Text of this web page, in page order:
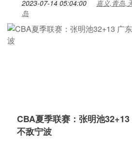
2023-07-14 05:04:00
嘉义,青岛,
岛
CBA夏季联赛：张明池
不敌宁波